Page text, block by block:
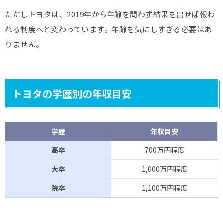
ただしトヨタは、2019年から年齢を問わず結果を出せば報わ
れる制度へと変わっています。年齢を気にしすぎる必要はあ
りません。
トヨタの学歴別の年収目安
学歴
年収目安
高卒
700万円程度
大卒
1,000万円程度
院卒
1,100万円程度